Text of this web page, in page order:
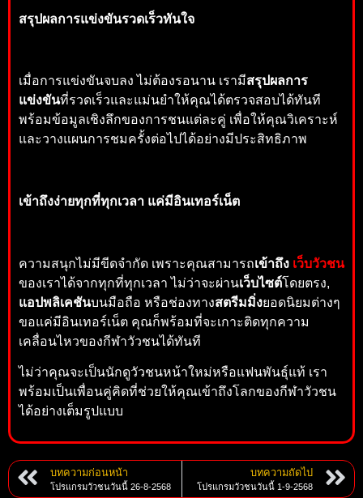
สรุปผลการแข่งขันรวดเร็วทันใจ
เมื่อการแข่งขันจบลง ไม่ต้องรอนาน เรามีสรุปผลการ
แข่งขันที่รวดเร็วและแม่นยำให้คุณได้ตรวจสอบได้ทันที
พร้อมข้อมูลเชิงลึกของการชนแต่ละคู่ เพื่อให้คุณวิเคราะห์
และวางแผนการชมครั้งต่อไปได้อย่างมีประสิทธิภาพ
เข้าถึงง่ายทุกที่ทุกเวลา แค่มีอินเทอร์เน็ต
ความสนุกไม่มีขีดจำกัด เพราะคุณสามารถเข้าถึง เว็บวัวชน
ของเราได้จากทุกที่ทุกเวลา ไม่ว่าจะผ่านเว็บไซต์โดยตรง,
แอปพลิเคชันบนมือถือ หรือช่องทางสตรีมมิ่งยอดนิยมต่างๆ
ขอแค่มีอินเทอร์เน็ต คุณก็พร้อมที่จะเกาะติดทุกความ
เคลื่อนไหวของกีฬาวัวชนได้ทันที
ไม่ว่าคุณจะเป็นนักดูวัวชนหน้าใหม่หรือแฟนพันธุ์แท้ เรา
พร้อมเป็นเพื่อนคู่คิดที่ช่วยให้คุณเข้าถึงโลกของกีฬาวัวชน
ได้อย่างเต็มรูปแบบ
บทความก่อนหน้า
โปรแกรมวัวชนวันนี้ 26-8-2568
บทความถัดไป
โปรแกรมวัวชนวันนี้ 1-9-2568